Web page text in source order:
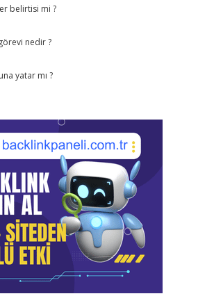
belirtisi mi ?
nedir ?
yatar mı ?